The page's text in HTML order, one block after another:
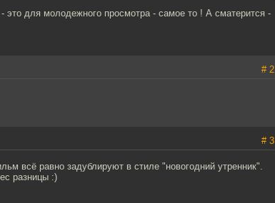
это для молодежного просмотра - самое то ! А сматерится -
# 2
# 3
всё равно задублируют в стиле "новогодний утренник".
разницы :)